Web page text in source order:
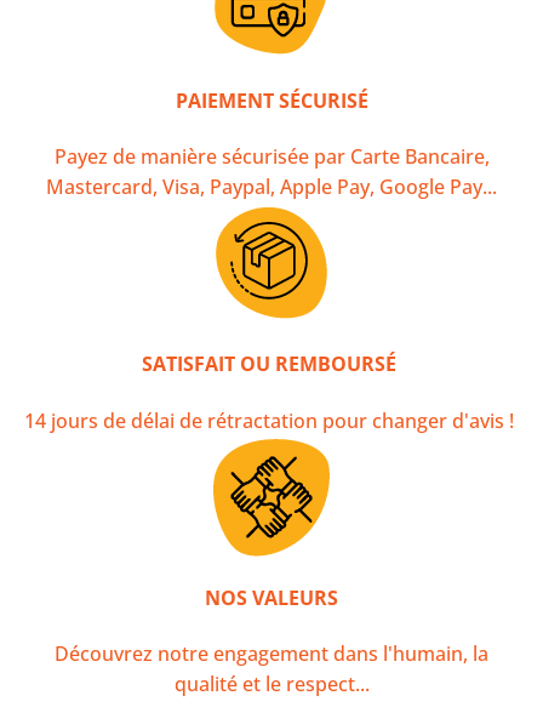
PAIEMENT SÉCURISÉ
Payez de manière sécurisée par Carte Bancaire,
Mastercard, Visa, Paypal, Apple Pay, Google Pay...
SATISFAIT OU REMBOURSÉ
14 jours de délai de rétractation pour changer d'avis !
NOS VALEURS
Découvrez notre engagement dans l'humain, la
qualité et le respect...